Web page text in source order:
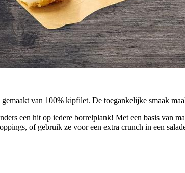
van 100% kipfilet. De toegankelijke smaak
een hit op iedere borrelplank! Met een basis van
of gebruik ze voor een extra crunch in een